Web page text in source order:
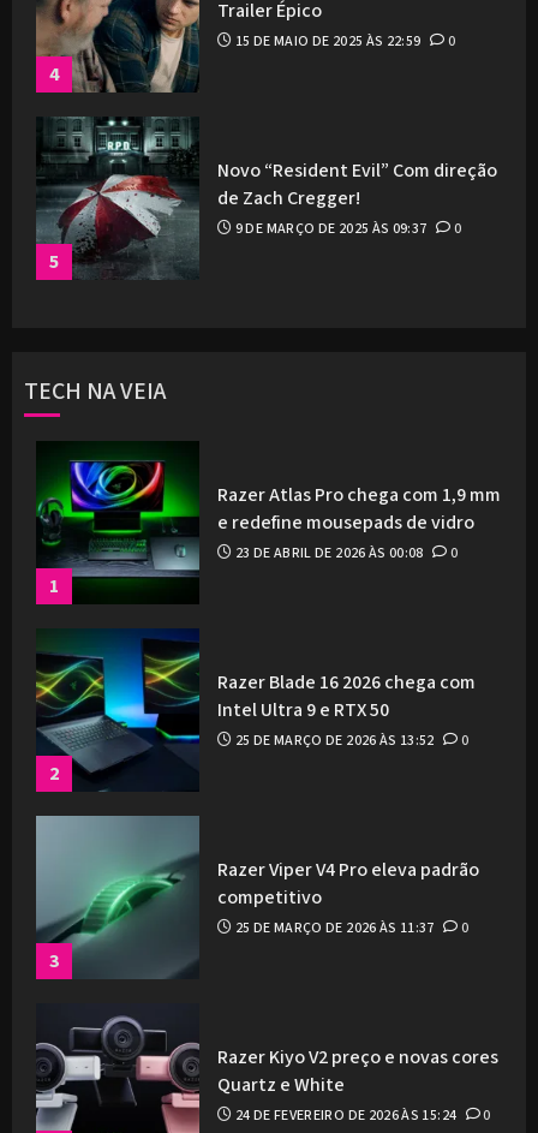
4
Trailer Épico
15 DE MAIO DE 2025 ÀS 22:59 0
5
Novo “Resident Evil” Com direção
de Zach Cregger!
9 DE MARÇO DE 2025 ÀS 09:37 0
TECH NA VEIA
1
Razer Atlas Pro chega com 1,9 mm
e redefine mousepads de vidro
23 DE ABRIL DE 2026 ÀS 00:08 0
2
Razer Blade 16 2026 chega com
Intel Ultra 9 e RTX 50
25 DE MARÇO DE 2026 ÀS 13:52 0
3
Razer Viper V4 Pro eleva padrão
competitivo
25 DE MARÇO DE 2026 ÀS 11:37 0
Razer Kiyo V2 preço e novas cores
Quartz e White
24 DE FEVEREIRO DE 2026 ÀS 15:24 0